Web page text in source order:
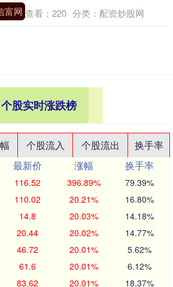
富网 查看： 220 分类： 配资炒股网
个股实时涨跌榜
个股流入 个股流出
换手率
最新价 涨幅
换手率
116.52 396.89% 79.39%
110.02 20.21% 16.80%
14.8 20.03% 14.18%
20.44 20.02% 14.77%
46.72 20.01% 5.62%
61.6 20.01% 6.12%
83.62 20.01% 18.37%